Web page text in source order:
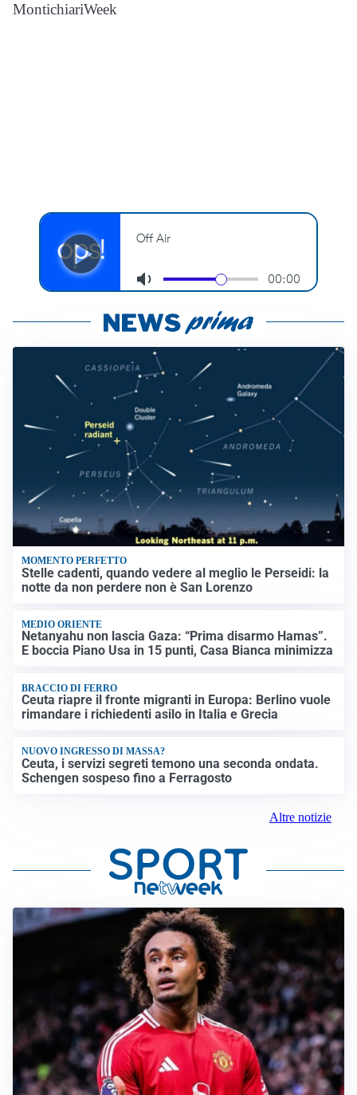
MontichiariWeek
MOMENTO PERFETTO
Stelle cadenti, quando vedere al meglio le Perseidi: la
notte da non perdere non è San Lorenzo
MEDIO ORIENTE
Netanyahu non lascia Gaza: “Prima disarmo Hamas”.
E boccia Piano Usa in 15 punti, Casa Bianca minimizza
BRACCIO DI FERRO
Ceuta riapre il fronte migranti in Europa: Berlino vuole
rimandare i richiedenti asilo in Italia e Grecia
NUOVO INGRESSO DI MASSA?
Ceuta, i servizi segreti temono una seconda ondata.
Schengen sospeso fino a Ferragosto
Altre notizie